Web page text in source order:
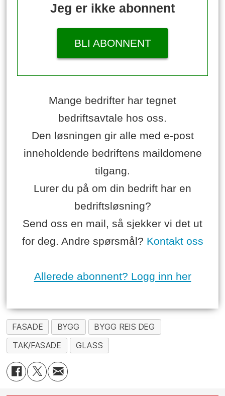
Jeg er ikke abonnent
BLI ABONNENT
Mange bedrifter har tegnet
bedriftsavtale hos oss.
Den løsningen gir alle med e-post
inneholdende bedriftens maildomene
tilgang.
Lurer du på om din bedrift har en
bedriftsløsning?
Send oss en mail, så sjekker vi det ut
for deg. Andre spørsmål? Kontakt oss
Allerede abonnent? Logg inn her
FASADE BYGG
BYGG REIS DEG
TAK/FASADE
GLASS